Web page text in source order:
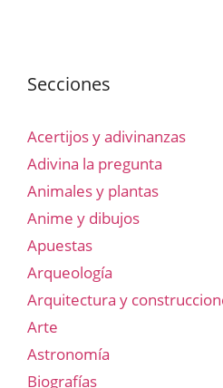
Secciones
Acertijos y adivinanzas
Adivina la pregunta
Animales y plantas
Anime y dibujos
Apuestas
Arqueología
Arquitectura y
Arte
Astronomía
Biografías